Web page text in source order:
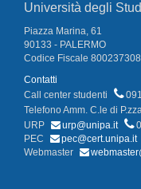
Università degli
Piazza Marina, 61
90133 - PALERMO
Codice Fiscale
Contatti
Call center studenti
Telefono Amm. C.le di
URP
urp@unipa.it
PEC
pec@cert.unipa.it
Webmaster